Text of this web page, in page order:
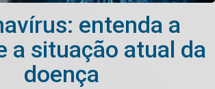
entenda a
a situação atual da
doença